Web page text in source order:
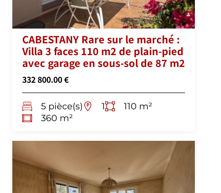
CABESTANY Rare sur le marché :
Villa 3 faces 110 m2 de plain-pied
avec garage en sous-sol de 87 m2
332 800.00 €
5 pièce(s) 1
110 m²
360 m²